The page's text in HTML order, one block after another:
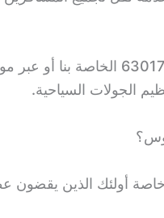
من خلال التواصل مع شركة
الجولات السياحية.
أولئك الذين يقضون